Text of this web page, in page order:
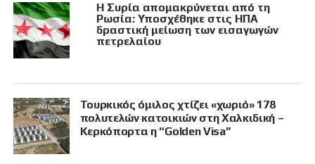
Η Συρία απομακρύνεται από τη
Ρωσία: Υποσχέθηκε στις ΗΠΑ
δραστική μείωση των εισαγωγών
πετρελαίου
Τουρκικός όμιλος χτίζει «χωριό» 178
πολυτελών κατοικιών στη Χαλκιδική –
Κερκόπορτα η “Golden Visa”